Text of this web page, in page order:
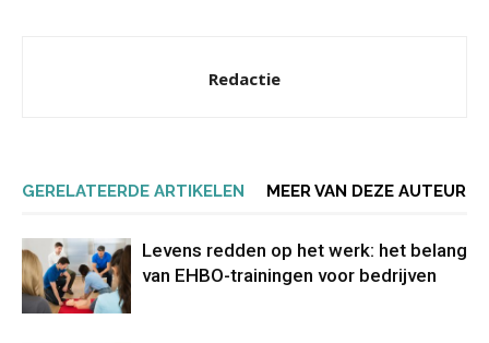
Redactie
GERELATEERDE ARTIKELEN MEER VAN DEZE AUTEUR
Levens redden op het werk: het belang
van EHBO-trainingen voor bedrijven